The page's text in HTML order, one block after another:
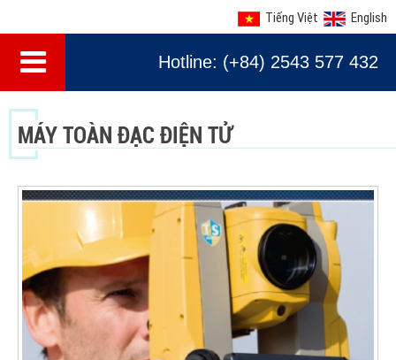
Tiếng Việt English
Hotline: (+84) 2543 577 432
MÁY TOÀN ĐẠC ĐIỆN TỬ